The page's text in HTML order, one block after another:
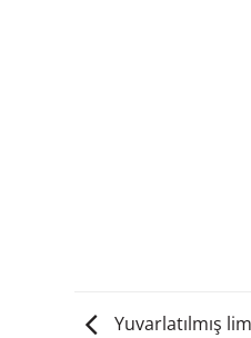
Yuvarlatılmış